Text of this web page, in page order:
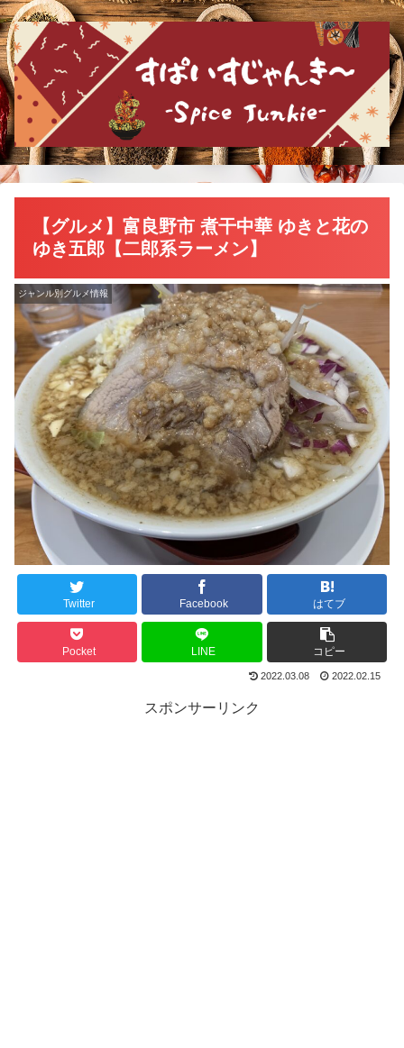
【グルメ】富良野市 煮干中華 ゆきと花の
ゆき五郎【二郎系ラーメン】
ジャンル別グルメ情報
Twitter Facebook はてブ
Pocket LINE コピー
2022.03.08 2022.02.15
スポンサーリンク